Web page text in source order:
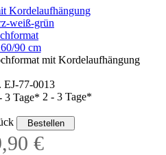
Kordelaufhängung
weiß-grün
90 cm
mit Kordelaufhängung
EJ-77-0013
2 - 3 Tage*
€